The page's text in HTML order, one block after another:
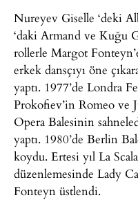
Nureyev Giselle ‘deki
‘daki Armand ve Kuğu
rollerle Margot
erkek dansçıyı öne
yaptı. 1977’de Londra
Prokofiev’in Romeo ve
Opera Balesinin
yaptı. 1980’de Berlin
koydu. Ertesi yıl La
düzenlemesinde Lady
Fonteyn üstlendi.